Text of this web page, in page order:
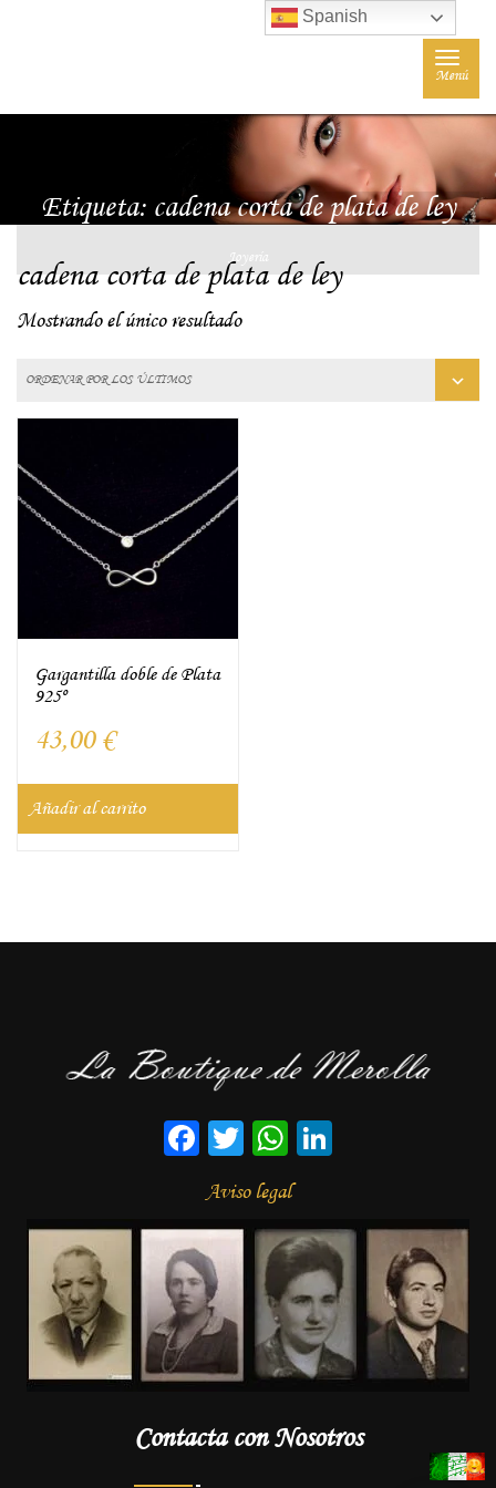
Toggle
Menú
Etiqueta: cadena corta de plata de ley
Joyería
cadena corta de plata de ley
Mostrando el único resultado
Gargantilla doble de Plata
925º
43,00 €
Añadir al carrito
Facebook
TwitterWhatsApp
Aviso legal
Contacta con Nosotros
Spanish